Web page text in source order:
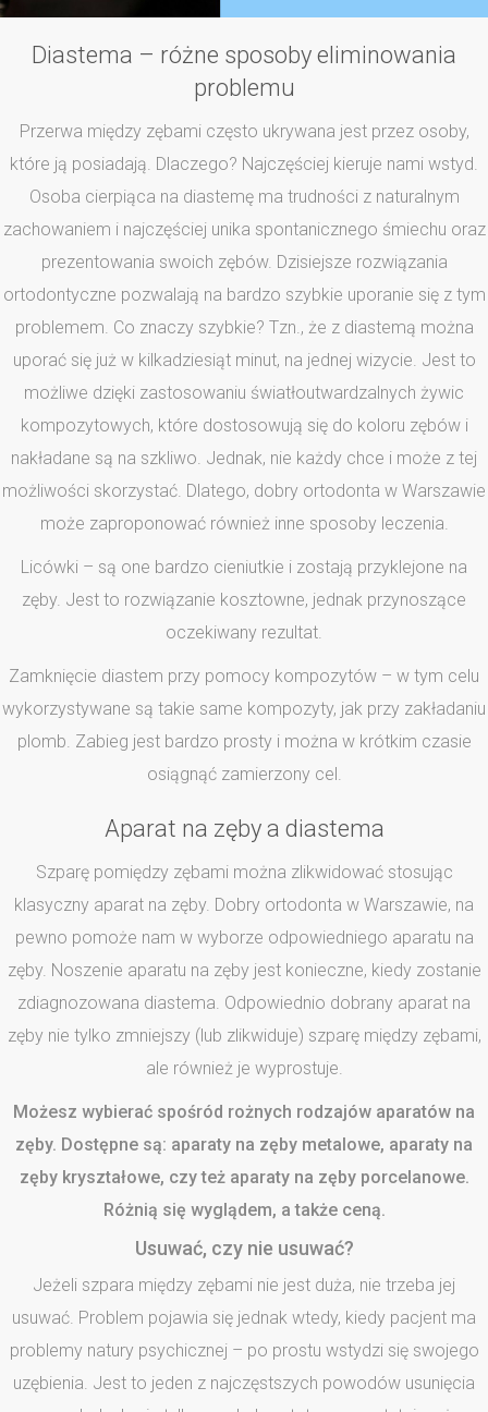
Diastema – różne sposoby eliminowania
problemu
Przerwa między zębami często ukrywana jest przez osoby,
które ją posiadają. Dlaczego? Najczęściej kieruje nami wstyd.
Osoba cierpiąca na diastemę ma trudności z naturalnym
zachowaniem i najczęściej unika spontanicznego śmiechu oraz
prezentowania swoich zębów. Dzisiejsze rozwiązania
ortodontyczne pozwalają na bardzo szybkie uporanie się z tym
problemem. Co znaczy szybkie? Tzn., że z diastemą można
uporać się już w kilkadziesiąt minut, na jednej wizycie. Jest to
możliwe dzięki zastosowaniu światłoutwardzalnych żywic
kompozytowych, które dostosowują się do koloru zębów i
nakładane są na szkliwo. Jednak, nie każdy chce i może z tej
możliwości skorzystać. Dlatego, dobry ortodonta w Warszawie
może zaproponować również inne sposoby leczenia.
Licówki – są one bardzo cieniutkie i zostają przyklejone na
zęby. Jest to rozwiązanie kosztowne, jednak przynoszące
oczekiwany rezultat.
Zamknięcie diastem przy pomocy kompozytów – w tym celu
wykorzystywane są takie same kompozyty, jak przy zakładaniu
plomb. Zabieg jest bardzo prosty i można w krótkim czasie
osiągnąć zamierzony cel.
Aparat na zęby a diastema
Szparę pomiędzy zębami można zlikwidować stosując
klasyczny aparat na zęby. Dobry ortodonta w Warszawie, na
pewno pomoże nam w wyborze odpowiedniego aparatu na
zęby. Noszenie aparatu na zęby jest konieczne, kiedy zostanie
zdiagnozowana diastema. Odpowiednio dobrany aparat na
zęby nie tylko zmniejszy (lub zlikwiduje) szparę między zębami,
ale również je wyprostuje.
Możesz wybierać spośród rożnych rodzajów aparatów na
zęby. Dostępne są: aparaty na zęby metalowe, aparaty na
zęby kryształowe, czy też aparaty na zęby porcelanowe.
Różnią się wyglądem, a także ceną.
Usuwać, czy nie usuwać?
Jeżeli szpara między zębami nie jest duża, nie trzeba jej
usuwać. Problem pojawia się jednak wtedy, kiedy pacjent ma
problemy natury psychicznej – po prostu wstydzi się swojego
uzębienia. Jest to jeden z najczęstszych powodów usunięcia